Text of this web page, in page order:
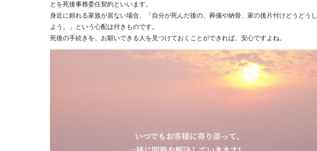
とを死後事務委任契約といいます。
身近に頼れる家族が居ない場合、「自分が死んだ後の、葬儀や納骨、家の後片付けどうどうし
よう。」という心配は付きものです。
死後の手続きを、お願いできる人を見つけておくことができれば、安心ですよね。